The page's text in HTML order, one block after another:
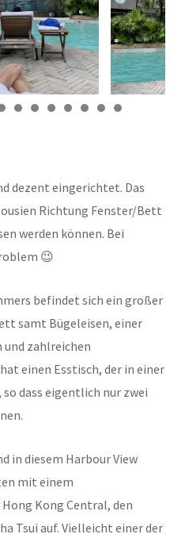
dezent eingerichtet. Das
Richtung Fenster/Bett
werden können. Bei
😉
befindet sich ein großer
samt Bügeleisen, einer
und zahlreichen
einen Esstisch, der in einer
dass eigentlich nur zwei
in diesem Harbour View
mit einem
Kong Central, den
Tsui auf. Vielleicht einer der